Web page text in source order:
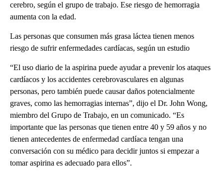
cerebro, según el grupo de trabajo. Ese riesgo de hemorragia
aumenta con la edad.
Las personas que consumen más grasa láctea tienen menos
riesgo de sufrir enfermedades cardíacas, según un estudio
“El uso diario de la aspirina puede ayudar a prevenir los ataques
cardíacos y los accidentes cerebrovasculares en algunas
personas, pero también puede causar daños potencialmente
graves, como las hemorragias internas”, dijo el Dr. John Wong,
miembro del Grupo de Trabajo, en un comunicado. “Es
importante que las personas que tienen entre 40 y 59 años y no
tienen antecedentes de enfermedad cardíaca tengan una
conversación con su médico para decidir juntos si empezar a
tomar aspirina es adecuado para ellos”.